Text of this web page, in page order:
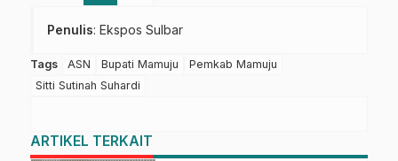
Penulis: Ekspos Sulbar
Tags ASN Bupati Mamuju
Pemkab Mamuju
Sitti Sutinah Suhardi
ARTIKEL TERKAIT